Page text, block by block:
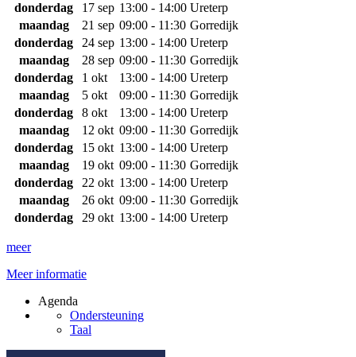
donderdag
17 sep 13:00 - 14:00 Ureterp
maandag
21 sep 09:00 - 11:30 Gorredijk
donderdag
24 sep 13:00 - 14:00 Ureterp
maandag
28 sep 09:00 - 11:30 Gorredijk
donderdag
1 okt 13:00 - 14:00 Ureterp
maandag
5 okt 09:00 - 11:30 Gorredijk
donderdag
8 okt 13:00 - 14:00 Ureterp
maandag
12 okt 09:00 - 11:30 Gorredijk
donderdag
15 okt 13:00 - 14:00 Ureterp
maandag
19 okt 09:00 - 11:30 Gorredijk
donderdag
22 okt 13:00 - 14:00 Ureterp
maandag
26 okt 09:00 - 11:30 Gorredijk
donderdag
29 okt 13:00 - 14:00 Ureterp
meer
Meer informatie
Agenda
Ondersteuning
Taal